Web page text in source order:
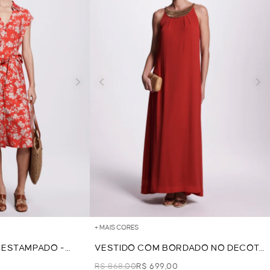
-
+ MAIS CORES
VESTIDO COM BORDADO NO DECOTE
- VERMELHO
R$ 868,00R$ 699,00